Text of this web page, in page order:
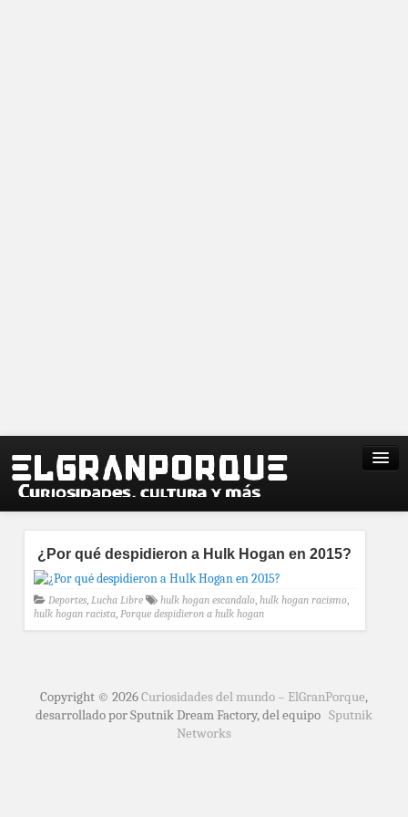
¿Por qué despidieron a Hulk Hogan en 2015?
Deportes, Lucha Libre hulk hogan escandalo, hulk hogan racismo,
hulk hogan racista, Porque despidieron a hulk hogan
Copyright © 2026Curiosidades del mundo – ElGranPorque,
desarrollado por Sputnik Dream Factory, del equipo Sputnik
Networks